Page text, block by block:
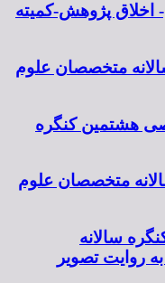
پژوهش-کمیته
متخصصان علوم
هشتمین کنگره
متخصصان علوم
سالانه
روایت تصویر